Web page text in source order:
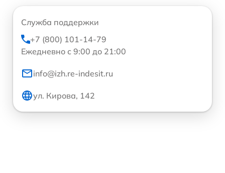
Служба поддержки
+7 (800) 101-14-79
Ежедневно с 9:00 до 21:00
info@izh.re-indesit.ru
ул. Кирова, 142